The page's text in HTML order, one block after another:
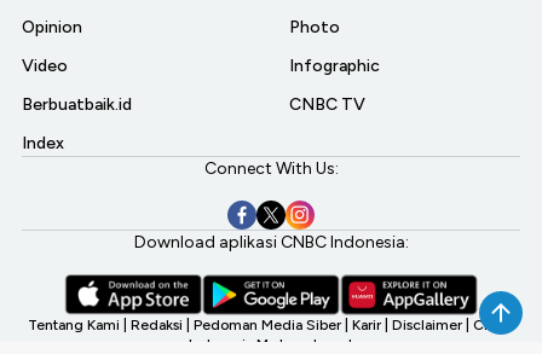
Opinion
Video
Berbuatbaik.id
Index
Photo
Infographic
CNBC TV
Connect With Us:
Download aplikasi CNBC Indonesia:
Tentang Kami Redaksi Pedoman Media Siber Karir Disclaimer CNBC
Indonesia My Investment